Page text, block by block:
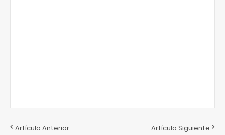
Artículo Anterior Artículo Siguiente